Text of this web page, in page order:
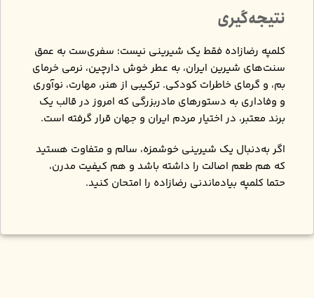
نتیجه‌گیری
کلمپه رضازاده فقط یک شیرینی نیست؛ سفری‌ست به عمق
سنت‌های شیرین ایران، به عطر خوش دارچین، نرمی خرمای
بم، و گرمای خاطرات کودکی. ترکیبی از هنر، مهارت، نوآوری
و وفاداری به دستورهای مادربزرگی که امروز در قالب یک
برند معتبر، در اختیار مردم ایران و جهان قرار گرفته است.
اگر به‌دنبال یک شیرینی خوشمزه، سالم و متفاوت هستید
که هم طعم اصالت را داشته باشد و هم کیفیت مدرن،
حتما کلمپه بیادماندنی رضازاده را امتحان کنید.